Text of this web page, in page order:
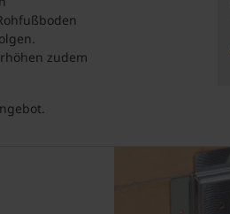
zudem